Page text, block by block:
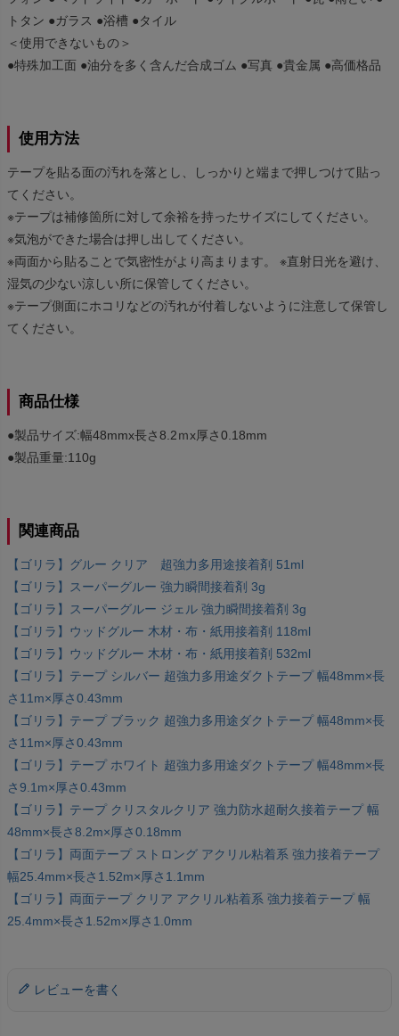
トタン ●ガラス ●浴槽 ●タイル
＜使用できないもの＞
●特殊加工面 ●油分を多く含んだ合成ゴム ●写真 ●貴金属 ●高価格品
使用方法
テープを貼る面の汚れを落とし、しっかりと端まで押しつけて貼っ
てください。
※テープは補修箇所に対して余裕を持ったサイズにしてください。
※気泡ができた場合は押し出してください。
※両面から貼ることで気密性がより高まります。 ※直射日光を避け、
湿気の少ない涼しい所に保管してください。
※テープ側面にホコリなどの汚れが付着しないように注意して保管し
てください。
商品仕様
●製品サイズ:幅48mmx長さ8.2ｍx厚さ0.18mm
●製品重量:110g
関連商品
【ゴリラ】グルー クリア 超強力多用途接着剤 51ml
【ゴリラ】スーパーグルー 強力瞬間接着剤 3g
【ゴリラ】スーパーグルー ジェル 強力瞬間接着剤 3g
【ゴリラ】ウッドグルー 木材・布・紙用接着剤 118ml
【ゴリラ】ウッドグルー 木材・布・紙用接着剤 532ml
【ゴリラ】テープ シルバー 超強力多用途ダクトテープ 幅48mm×長
さ11m×厚さ0.43mm
【ゴリラ】テープ ブラック 超強力多用途ダクトテープ 幅48mm×長
さ11m×厚さ0.43mm
【ゴリラ】テープ ホワイト 超強力多用途ダクトテープ 幅48mm×長
さ9.1m×厚さ0.43mm
【ゴリラ】テープ クリスタルクリア 強力防水超耐久接着テープ 幅
48mm×長さ8.2m×厚さ0.18mm
【ゴリラ】両面テープ ストロング アクリル粘着系 強力接着テープ
幅25.4mm×長さ1.52m×厚さ1.1mm
【ゴリラ】両面テープ クリア アクリル粘着系 強力接着テープ 幅
25.4mm×長さ1.52m×厚さ1.0mm
レビューを書く